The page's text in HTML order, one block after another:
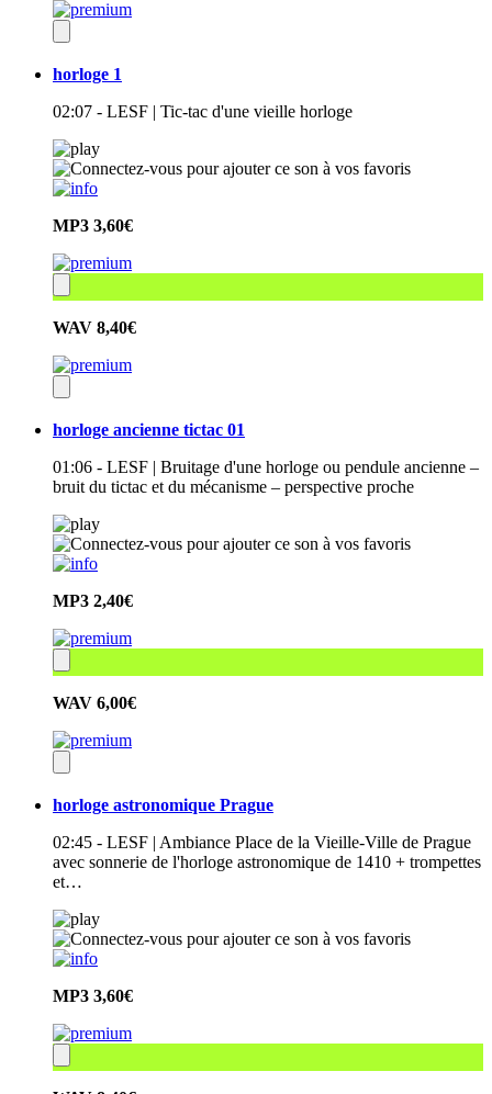
horloge 1
02:07 - LESF | Tic-tac d'une vieille horloge
MP3 3,60€
WAV 8,40€
horloge ancienne tictac 01
01:06 - LESF | Bruitage d'une horloge ou pendule ancienne –
bruit du tictac et du mécanisme – perspective proche
MP3 2,40€
WAV 6,00€
horloge astronomique Prague
02:45 - LESF | Ambiance Place de la Vieille-Ville de Prague
avec sonnerie de l'horloge astronomique de 1410 + trompettes
et…
MP3 3,60€